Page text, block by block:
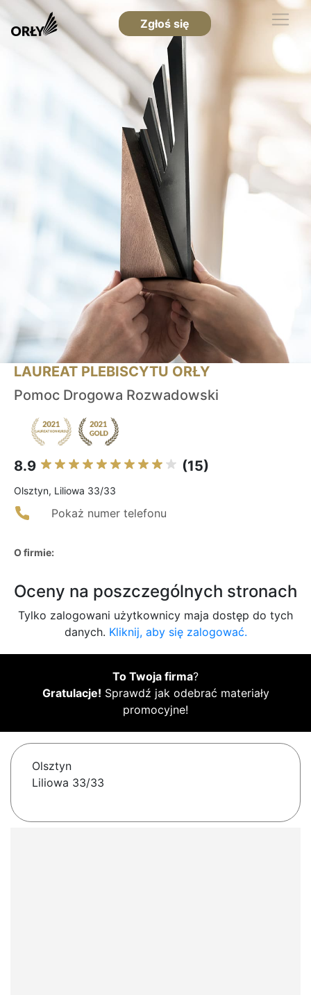
Zgłoś się
LAUREAT PLEBISCYTU ORŁY
Pomoc Drogowa Rozwadowski
8.9 (15)
Olsztyn, Liliowa 33/33
Pokaż numer telefonu
O firmie:
Oceny na poszczególnych stronach
Tylko zalogowani użytkownicy maja dostęp do tych
danych. Kliknij, aby się zalogować.
To Twoja firma?
Gratulacje! Sprawdź jak odebrać materiały
promocyjne!
Olsztyn
Liliowa 33/33